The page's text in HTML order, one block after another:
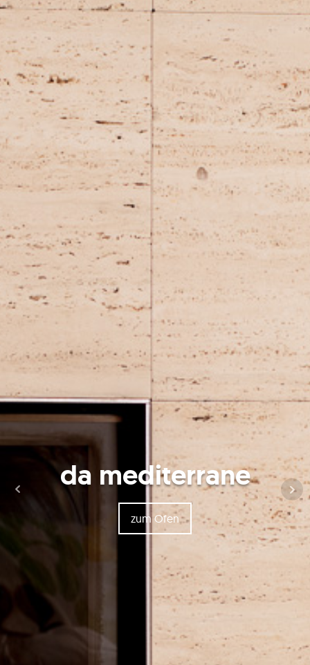
da mediterrane
zum Ofen